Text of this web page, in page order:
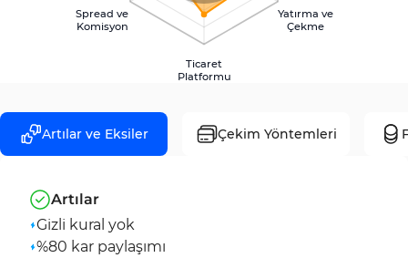
Yatırma ve
Çekme
Ticaret
Platformu
Spread ve
Komisyon
Artılar ve Eksiler Çekim Yöntemleri
Artılar
Gizli kural yok
%80 kar paylaşımı